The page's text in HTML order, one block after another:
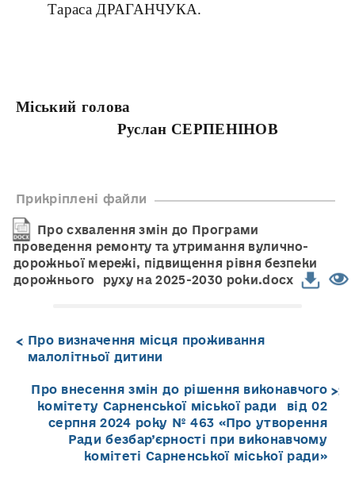
Тараса ДРАГАНЧУКА.
Міський голова
Руслан СЕРПЕНІНОВ
Прикріплені файли
Про схвалення змін до Програми
проведення ремонту та утримання вулично-
дорожньої мережі, підвищення рівня безпеки
дорожнього руху на 2025-2030 роки.docx
Про визначення місця проживання
малолітньої дитини
Про внесення змін до рішення виконавчого
комітету Сарненської міської ради від 02
серпня 2024 року № 463 «Про утворення
Ради безбар’єрності при виконавчому
комітеті Сарненської міської ради»